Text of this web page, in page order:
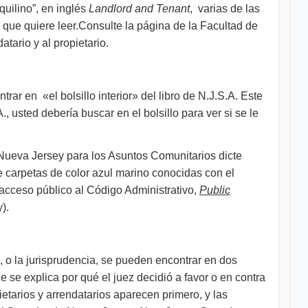
en inglés Landlord and Tenant, varias de las
quiere leer.Consulte la página de la Facultad de
y al propietario.
en «el bolsillo interior» del libro de N.J.S.A. Este
usted debería buscar en el bolsillo para ver si se le
Jersey para los Asuntos Comunitarios dicte
de color azul marino conocidas con el
público al Código Administrativo, Public
la jurisprudencia, se pueden encontrar en dos
se explica por qué el juez decidió a favor o en contra
y arrendatarios aparecen primero, y las